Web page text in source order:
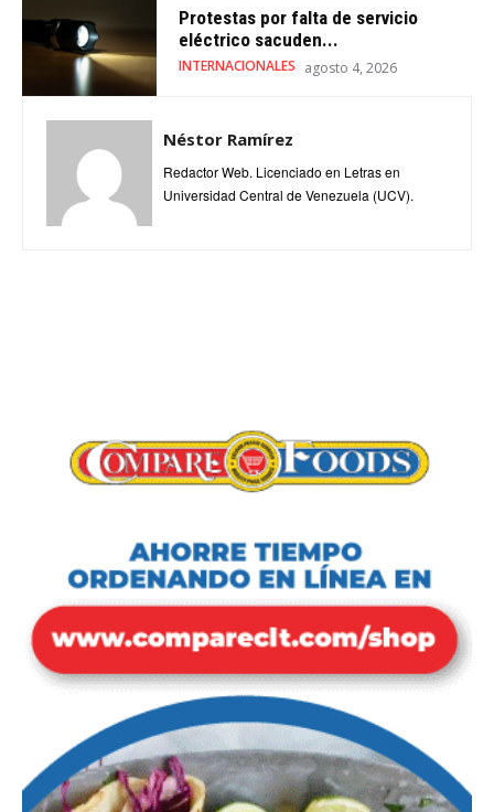
Protestas por falta de servicio
eléctrico sacuden...
INTERNACIONALES agosto 4, 2026
Néstor Ramírez
Redactor Web. Licenciado en Letras en
Universidad Central de Venezuela (UCV).